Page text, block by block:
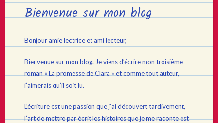
Bienvenue sur mon blog
Bonjour amie lectrice et ami lecteur,
Bienvenue sur mon blog. Je viens d’écrire mon troisième
roman « La promesse de Clara » et comme tout auteur,
j’aimerais qu’il soit lu.
L’écriture est une passion que j’ai découvert tardivement,
l’art de mettre par écrit les histoires que je me raconte est